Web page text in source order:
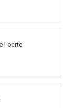
i obrte